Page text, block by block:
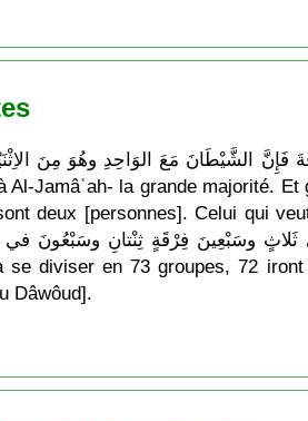
deux [personnes]. Celui qui
Dâwôud].